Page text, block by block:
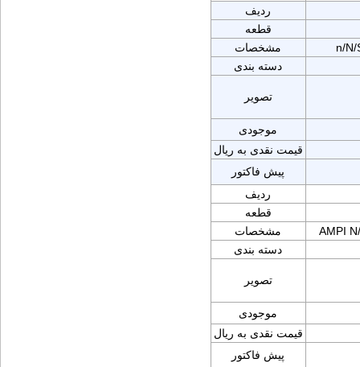
ردیف
قطعه
مشخصات
n/N/
دسته بندی
تصویر
موجودی
قیمت نقدی به ریال
پیش فاکتور
ردیف
قطعه
مشخصات
AMPI
دسته بندی
تصویر
موجودی
قیمت نقدی به ریال
پیش فاکتور